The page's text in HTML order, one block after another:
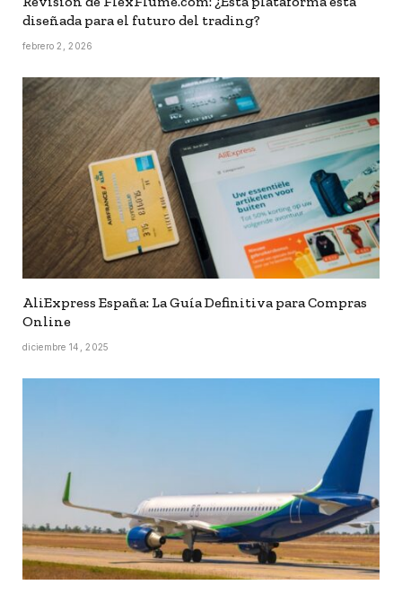
diseñada para el futuro del trading?
febrero 2, 2026
AliExpress España: La Guía Definitiva para Compras
Online
diciembre 14, 2025